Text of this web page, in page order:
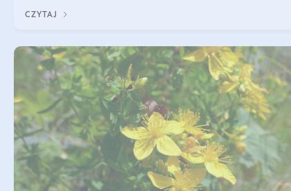
CZYTAJ